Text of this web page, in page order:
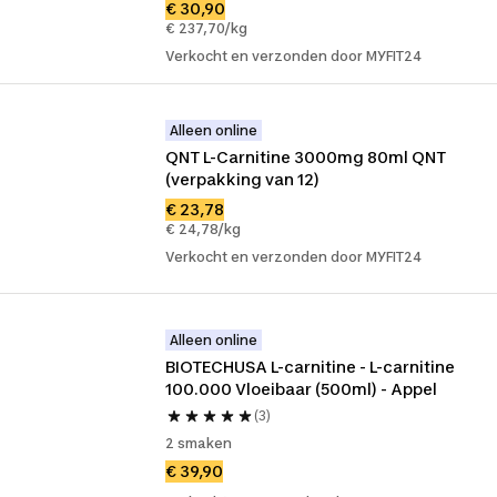
€ 30,90
€ 237,70/kg
Verkocht en verzonden door MYFIT24
Alleen online
QNT L-Carnitine 3000mg 80ml QNT
(verpakking van 12)
€ 23,78
€ 24,78/kg
Verkocht en verzonden door MYFIT24
Alleen online
BIOTECHUSA L-carnitine - L-carnitine
100.000 Vloeibaar (500ml) - Appel
(3)
2 smaken
€ 39,90